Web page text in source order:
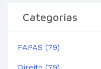
Categorias
FAPAS (79)
Direito (79)